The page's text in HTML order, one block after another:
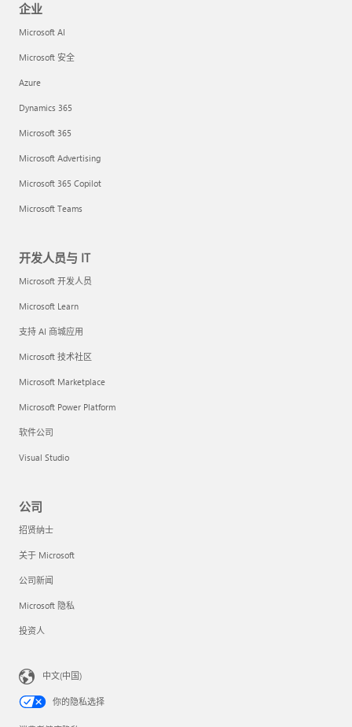
企业
Microsoft AI
Microsoft 安全
Azure
Dynamics 365
Microsoft 365
Microsoft Advertising
Microsoft 365 Copilot
Microsoft Teams
开发人员与 IT
Microsoft 开发人员
Microsoft Learn
支持 AI 商城应用
Microsoft 技术社区
Microsoft Marketplace
Microsoft Power Platform
软件公司
Visual Studio
公司
招贤纳士
关于 Microsoft
公司新闻
Microsoft 隐私
投资人
中文(中国)
你的隐私选择